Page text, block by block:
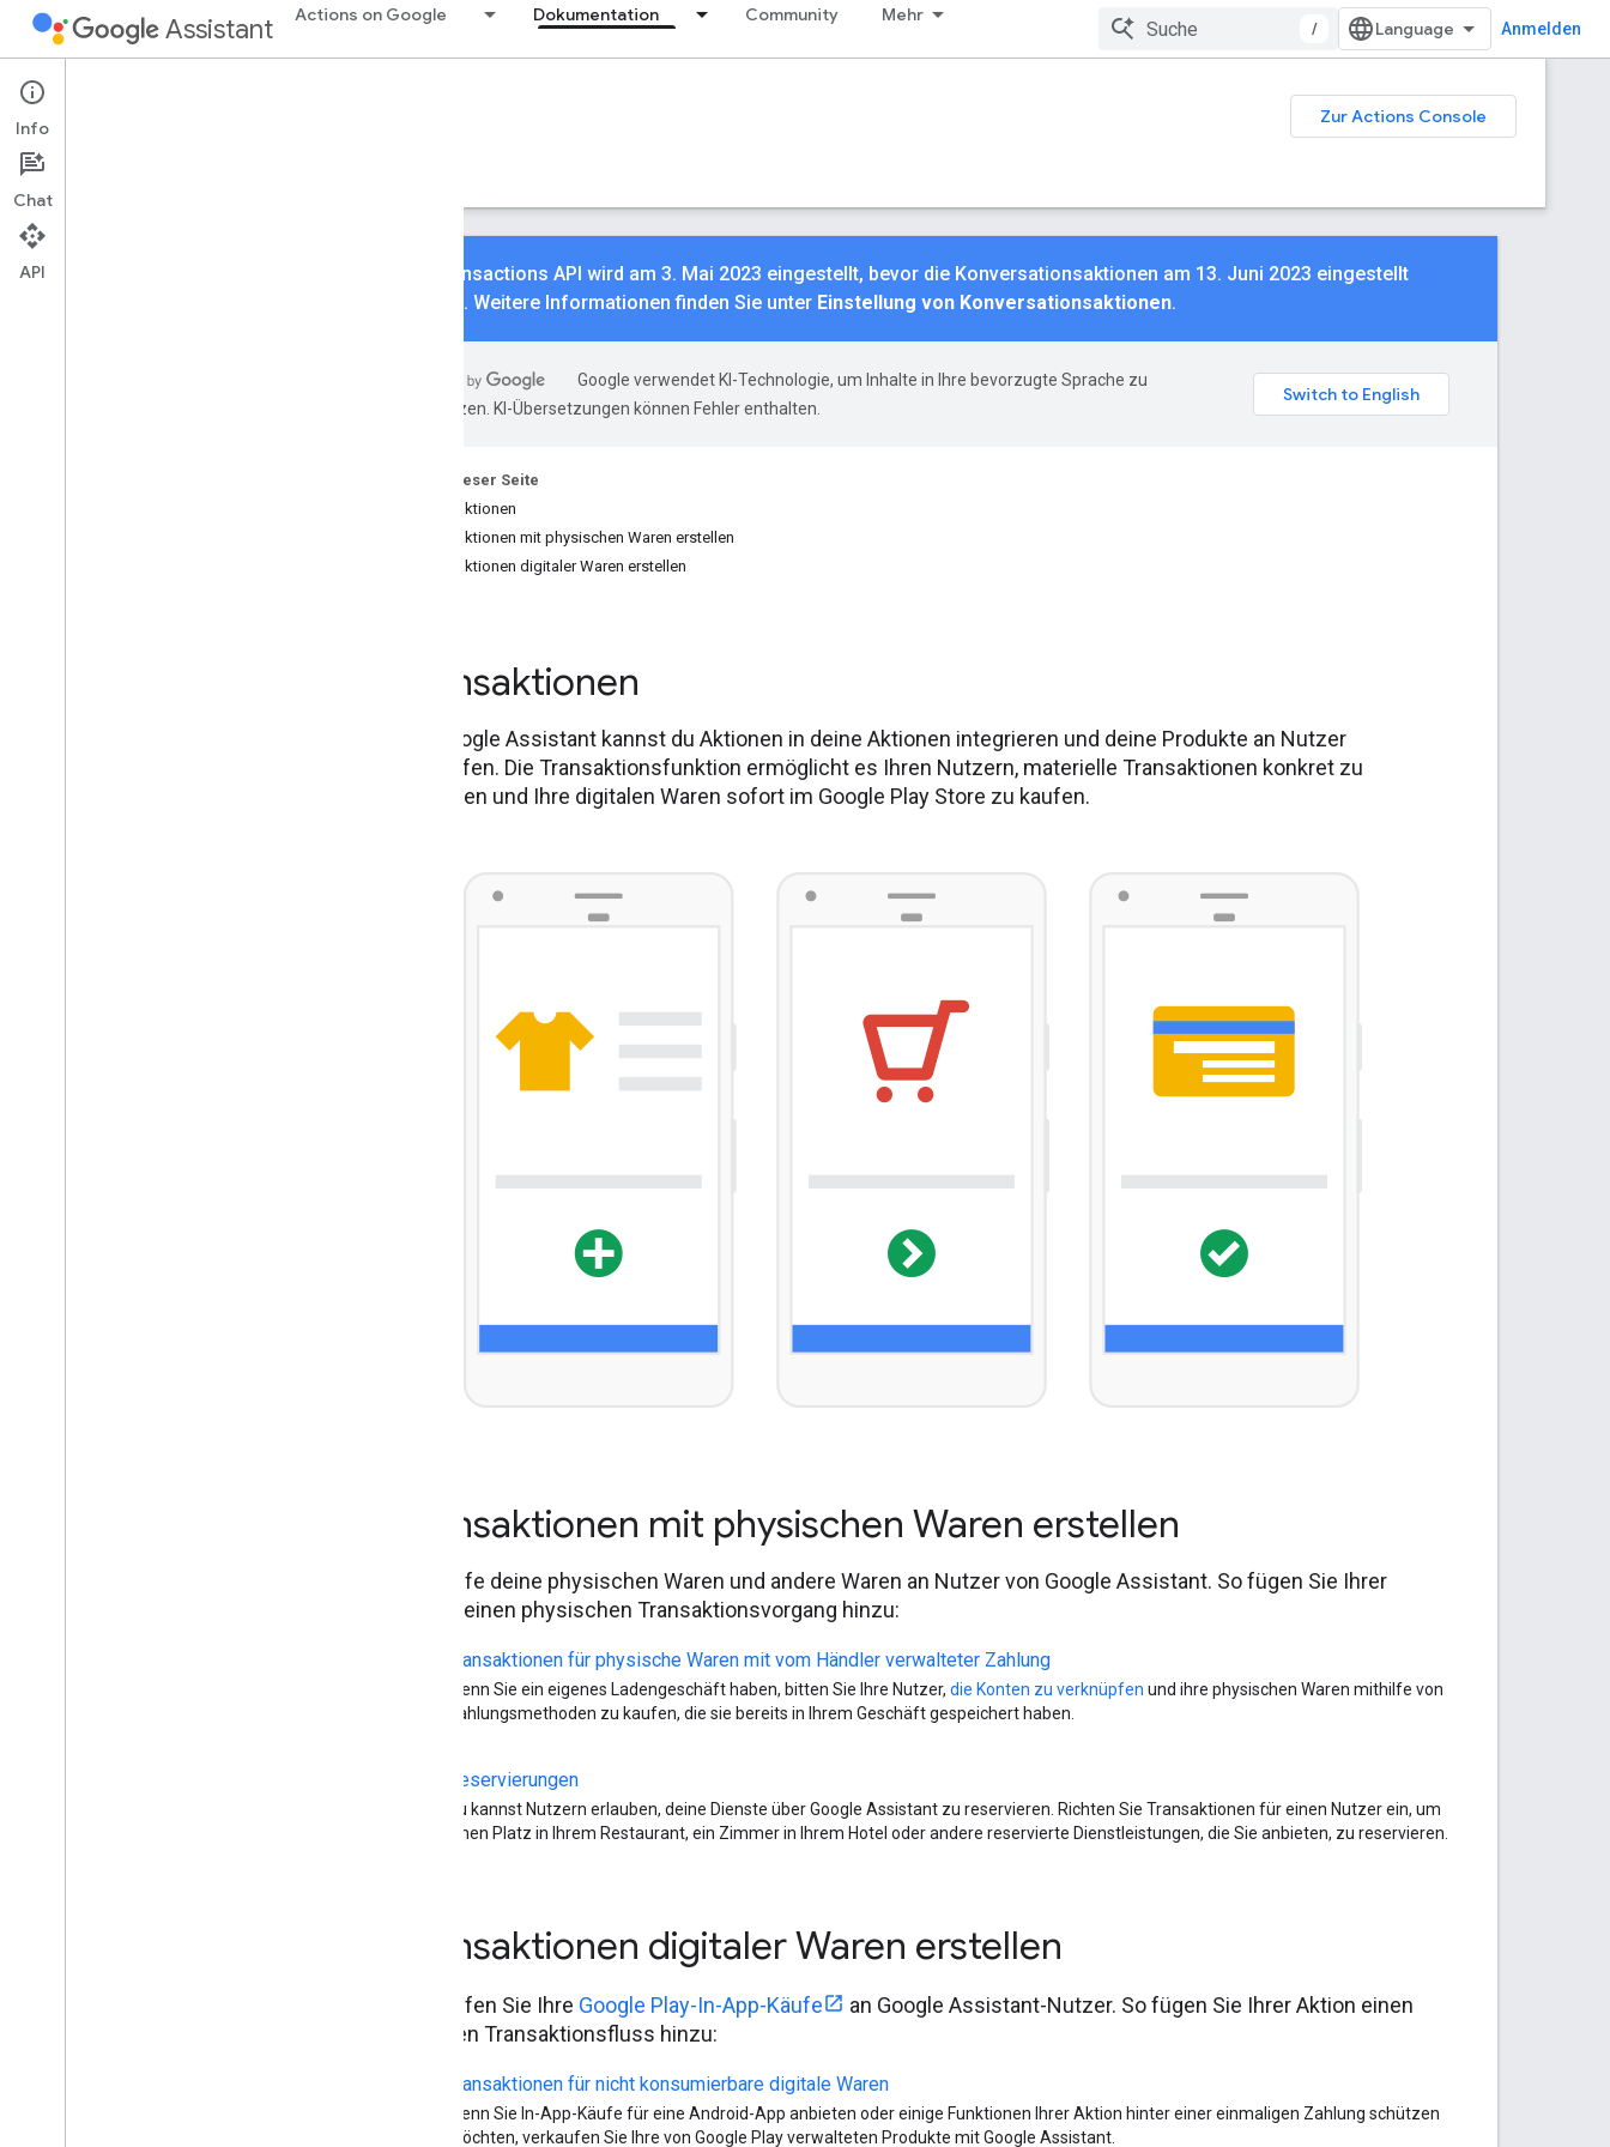
Assistant Actions on Google Dokumentation Community Mehr
/ Anmelden
Conversational Actions
Füge deinen Aktionen Transaktionen hinzu.
Zur Actions Console
Leitfäden
Die Transactions API wird am 3. Mai 2023 eingestellt, bevor die Konversationsaktionen am 13. Juni 2023 eingestellt
werden. Weitere Informationen finden Sie unter Einstellung von Konversationsaktionen.
Google verwendet KI-Technologie, um Inhalte in Ihre bevorzugte Sprache zu
übersetzen. KI-Übersetzungen können Fehler enthalten.
Auf dieser Seite
Transaktionen
Transaktionen mit physischen Waren erstellen
Transaktionen digitaler Waren erstellen
Transaktionen
Mit Google Assistant kannst du Aktionen in deine Aktionen integrieren und deine Produkte an Nutzer
verkaufen. Die Transaktionsfunktion ermöglicht es Ihren Nutzern, materielle Transaktionen konkret zu
bestellen und Ihre digitalen Waren sofort im Google Play Store zu kaufen.
Transaktionen mit physischen Waren erstellen
Verkaufe deine physischen Waren und andere Waren an Nutzer von Google Assistant. So fügen Sie Ihrer
Aktion einen physischen Transaktionsvorgang hinzu:
Transaktionen für physische Waren mit vom Händler verwalteter Zahlung
Wenn Sie ein eigenes Ladengeschäft haben, bitten Sie Ihre Nutzer, die Konten zu verknüpfen und ihre physischen Waren mithilfe von
Zahlungsmethoden zu kaufen, die sie bereits in Ihrem Geschäft gespeichert haben.
Reservierungen
Du kannst Nutzern erlauben, deine Dienste über Google Assistant zu reservieren. Richten Sie Transaktionen für einen Nutzer ein, um
einen Platz in Ihrem Restaurant, ein Zimmer in Ihrem Hotel oder andere reservierte Dienstleistungen, die Sie anbieten, zu reservieren.
Transaktionen digitaler Waren erstellen
Verkaufen Sie Ihre Google Play-In-App-Käufe
an Google Assistant-Nutzer. So fügen Sie Ihrer Aktion einen
digitalen Transaktionsfluss hinzu:
Transaktionen für nicht konsumierbare digitale Waren
Wenn Sie In-App-Käufe für eine Android-App anbieten oder einige Funktionen Ihrer Aktion hinter einer einmaligen Zahlung schützen
möchten, verkaufen Sie Ihre von Google Play verwalteten Produkte mit Google Assistant.
Info
Chat
API